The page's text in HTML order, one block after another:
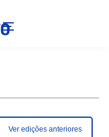
Ver edições anteriores